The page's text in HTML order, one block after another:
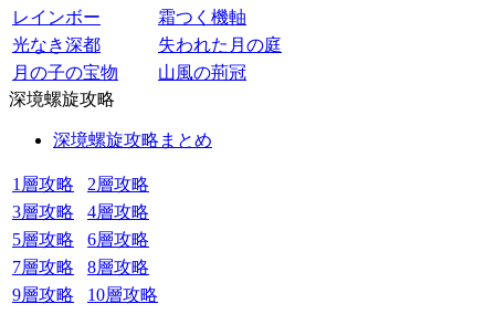
レインボー
霜つく機軸
光なき深都
失われた月の庭
月の子の宝物
山風の荊冠
深境螺旋攻略
深境螺旋攻略まとめ
1層攻略
2層攻略
3層攻略
4層攻略
5層攻略
6層攻略
7層攻略
8層攻略
9層攻略
10層攻略